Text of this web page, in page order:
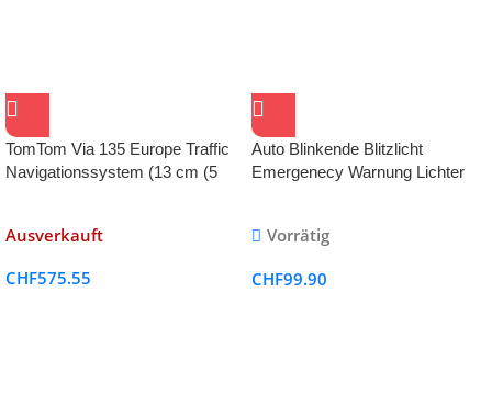
TomTom Via 135 Europe Traffic
Navigationssystem (13 cm (5
Routes, TMC, 49 Länder
Ausverkauft
CHF575.55
Auto Blinkende Blitzlicht
Emergenecy Warnung Lichter
Vorrätig
CHF99.90